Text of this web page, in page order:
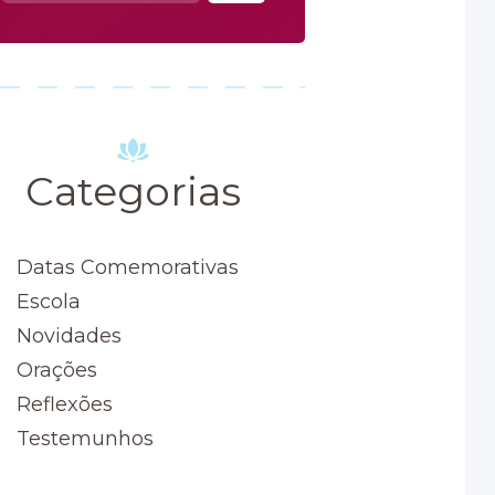
Categorias
Datas Comemorativas
Escola
Novidades
Orações
Reflexões
Testemunhos